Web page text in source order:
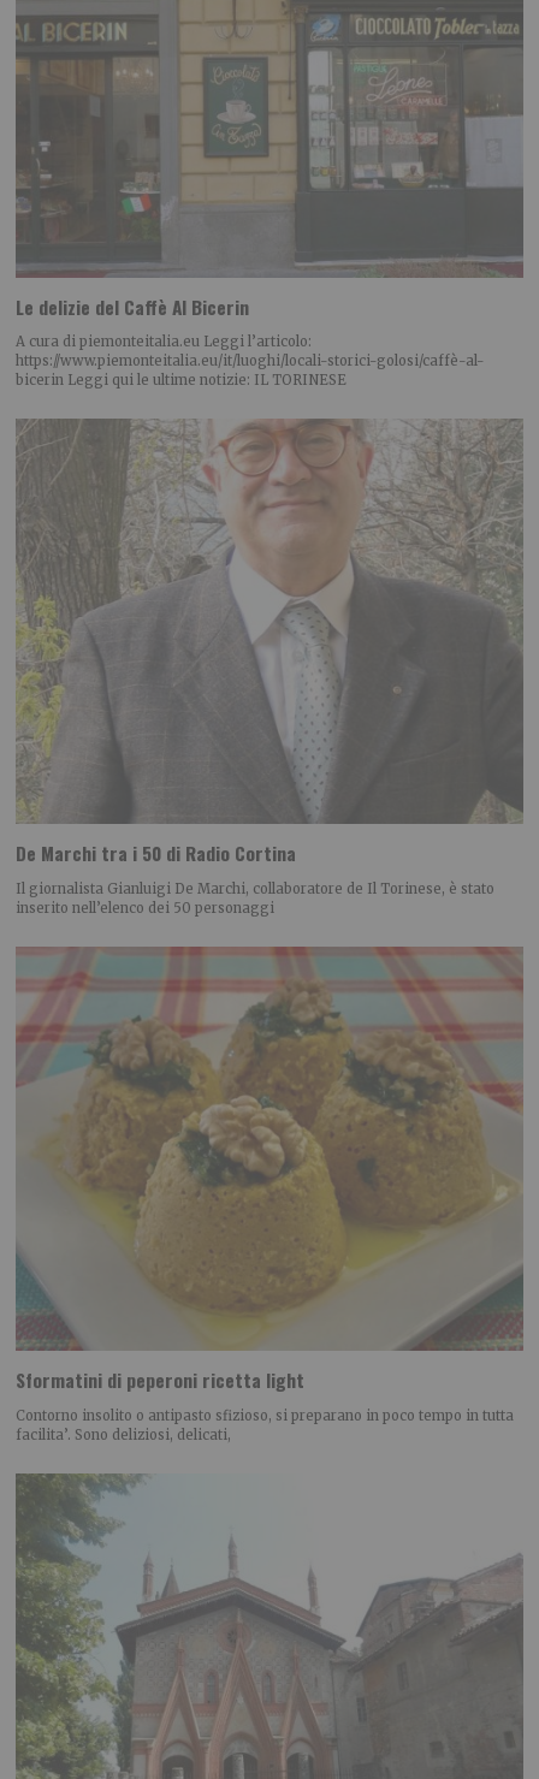
Le delizie del Caffè Al Bicerin
A cura di piemonteitalia.eu Leggi l’articolo:
https://www.piemonteitalia.eu/it/luoghi/locali-storici-golosi/caffè-al-
bicerin Leggi qui le ultime notizie: IL TORINESE
De Marchi tra i 50 di Radio Cortina
Il giornalista Gianluigi De Marchi, collaboratore de Il Torinese, è stato
inserito nell’elenco dei 50 personaggi
Sformatini di peperoni ricetta light
Contorno insolito o antipasto sfizioso, si preparano in poco tempo in tutta
facilita’. Sono deliziosi, delicati,